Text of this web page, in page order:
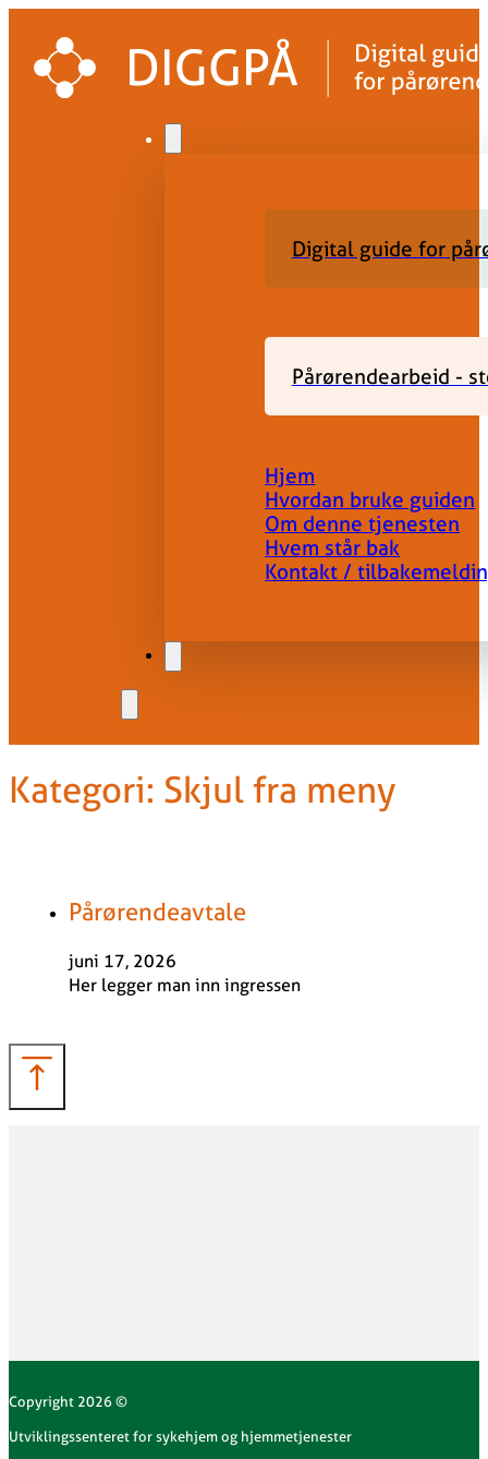
Digital guide for
Pårørendearbeid -
Hjem
Hvordan bruke guiden
Om denne tjenesten
Hvem står bak
Kontakt /
Kategori: Skjul fra meny
Pårørendeavtale
juni 17, 2026
Her legger man inn ingressen
Copyright 2026 ©
Utviklingssenteret for sykehjem og hjemmetjenester